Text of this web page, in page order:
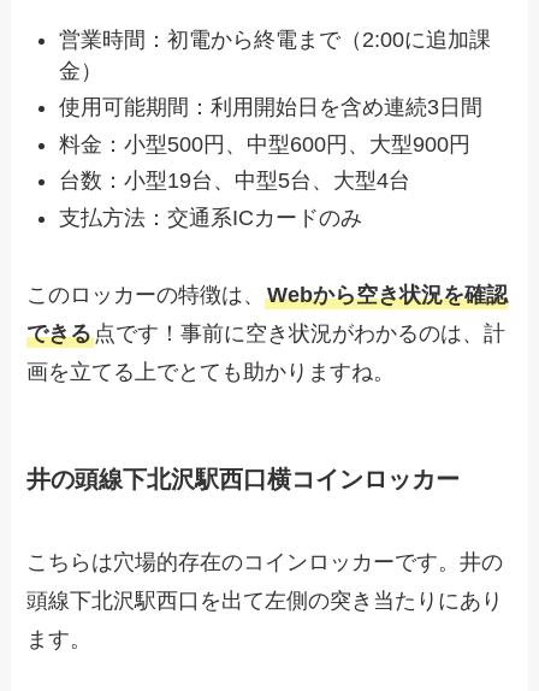
営業時間：初電から終電まで（2:00に追加課
金）
使用可能期間：利用開始日を含め連続3日間
料金：小型500円、中型600円、大型900円
台数：小型19台、中型5台、大型4台
支払方法：交通系ICカードのみ
このロッカーの特徴は、Webから空き状況を確認
できる点です！事前に空き状況がわかるのは、計
画を立てる上でとても助かりますね。
井の頭線下北沢駅西口横コインロッカー
こちらは穴場的存在のコインロッカーです。井の
頭線下北沢駅西口を出て左側の突き当たりにあり
ます。